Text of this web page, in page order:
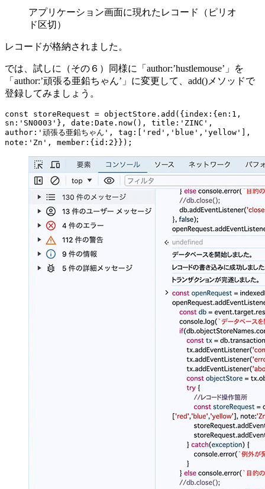
アプリケーション画面に現れたレコード（ピリオ
ド区切）
レコードが格納されました。
では、試しに（その６）同様に「author:’hustlemouse’」を
「author:’頑張る亜鉛ちゃん’」に変更して、add()メソッドで
登録してみましょう。
const storeRequest = objectStore.add({index:{en:1,
sn:'SN0003'}, date:Date.now(), title:'ZINC',
author:'頑張る亜鉛ちゃん', tag:['red','blue','yellow'],
note:'Zn', member:{id:2}});